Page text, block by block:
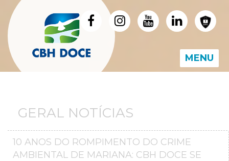
MENU
GERAL NOTÍCIAS
10 ANOS DO ROMPIMENTO DO CRIME
AMBIENTAL DE MARIANA: CBH DOCE SE